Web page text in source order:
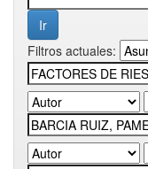
Filtros actuales: